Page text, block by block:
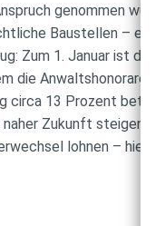
genommen
Baustellen –
Zum 1. Januar ist das
die Anwaltshonorare
13 Prozent
Zukunft steigen.
lohnen – hier